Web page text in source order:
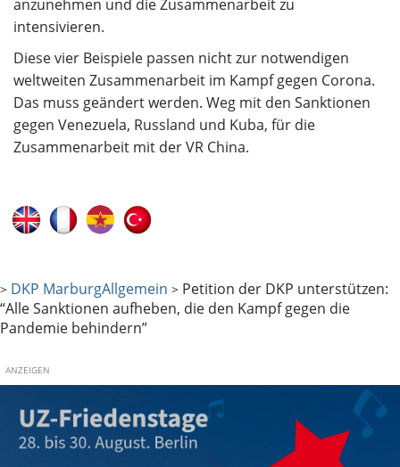
anzunehmen und die Zusammenarbeit zu
intensivieren.
Diese vier Beispiele passen nicht zur notwendigen
weltweiten Zusammenarbeit im Kampf gegen Corona.
Das muss geändert werden. Weg mit den Sanktionen
gegen Venezuela, Russland und Kuba, für die
Zusammenarbeit mit der VR China.
> DKP MarburgAllgemein > Petition der DKP unterstützen:
“Alle Sanktionen aufheben, die den Kampf gegen die
Pandemie behindern”
ANZEIGEN